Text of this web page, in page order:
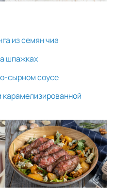
из семян чиа
шпажках
сырном соусе
карамелизированной